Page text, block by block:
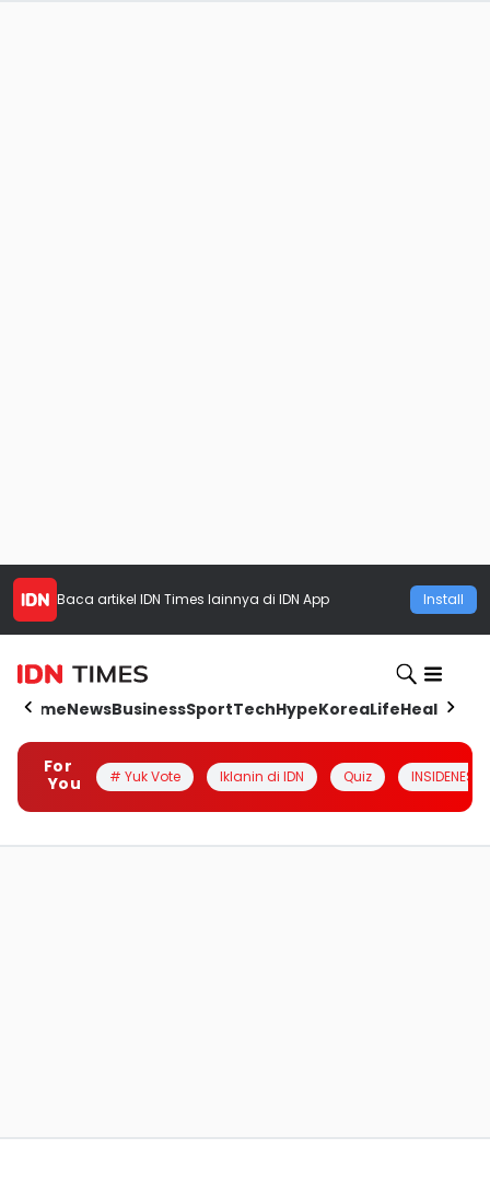
Baca artikel IDN Times lainnya di IDN App Install
HomeNewsBusinessSportTechHypeKoreaLifeHealth
For
You
# Yuk Vote Iklanin di IDN Quiz INSIDENESIA